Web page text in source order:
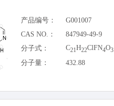
产品编号：
G001007
CAS NO.：
847949-49-9
分子式：
C21H22ClFN4O3
分子量： 432.88